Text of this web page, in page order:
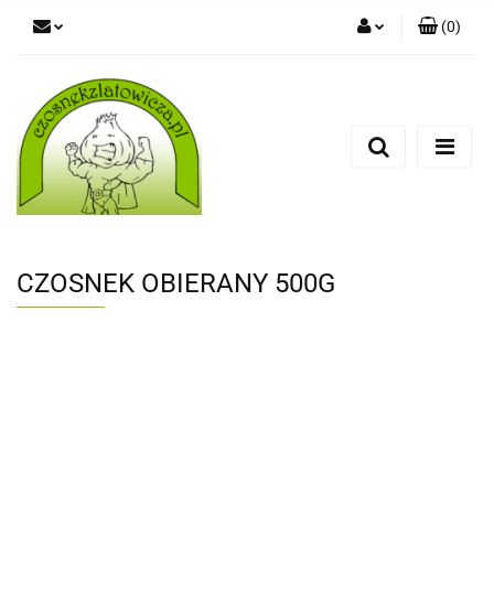
Dodaj zgłoszenie
(0)
CZOSNEK OBIERANY 500G